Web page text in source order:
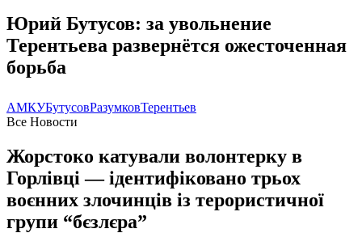
Юрий Бутусов: за увольнение
Терентьева развернётся ожесточенная
борьба
АМКУБутусовРазумковТерентьев
Все Новости
Жорстоко катували волонтерку в
Горлівці — ідентифіковано трьох
воєнних злочинців із терористичної
групи “бєзлєра”